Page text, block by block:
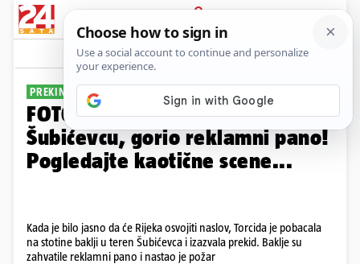
PRIJAVA
Galerija Komentari
PREKINULI UTAKMICU
FOTO Torcida izazvala požar na
Šubićevcu, gorio reklamni pano!
Pogledajte kaotične scene...
Kada je bilo jasno da će Rijeka osvojiti naslov, Torcida je pobacala
na stotine baklji u teren Šubićevca i izazvala prekid. Baklje su
zahvatile reklamni pano i nastao je požar